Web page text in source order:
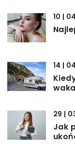
10 |
14 |
29 |
Jak